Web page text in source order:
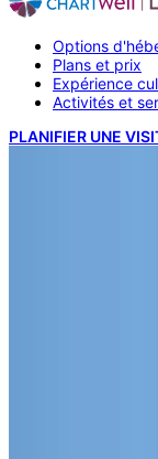
Options
Plans et prix
Expérience
Activités et
PLANIFIER UNE